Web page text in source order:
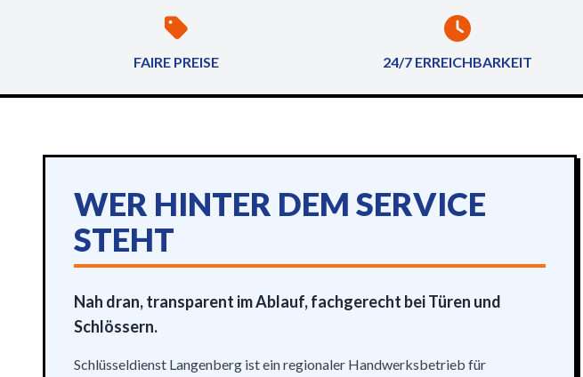
FAIRE PREISE 24/7 ERREICHBARKEIT
WER HINTER DEM SERVICE
STEHT
Nah dran, transparent im Ablauf, fachgerecht bei Türen und
Schlössern.
Schlüsseldienst Langenberg ist ein regionaler Handwerksbetrieb für